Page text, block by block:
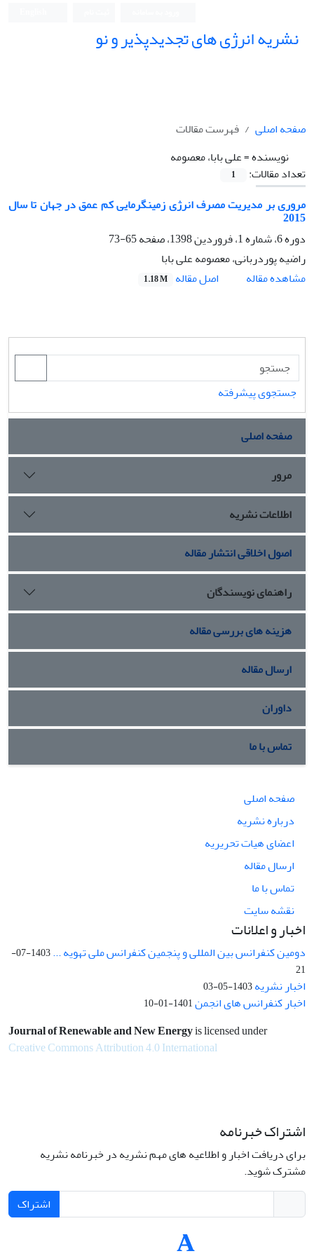
نشریه انرژی های تجدیدپذیر و نو
صفحه اصلی
فهرست مقالات
نویسنده =علی بابا، معصومه
تعداد مقالات:
1
مروری بر مدیریت مصرف انرژی زمینگرمایی کم عمق در جهان تا سال
2015
دوره 6، شماره 1، فروردین 1398، صفحه
65-73
راضیه پوردربانی، معصومه علی بابا
مشاهده مقاله
اصل مقاله 1.18 M
جستجوی پیشرفته
صفحه اصلی
مرور
اطلاعات نشریه
اصول اخلاقی انتشار مقاله
راهنمای نویسندگان
هزینه های بررسی مقاله
ارسال مقاله
داوران
تماس با ما
صفحه اصلی
درباره نشریه
اعضای هیات تحریریه
ارسال مقاله
تماس با ما
نقشه سایت
اخبار و اعلانات
دومین کنفرانس بین المللی و پنجمین کنفرانس ملی تهویه ...
1403-07-
21
اخبار نشریه1403-05-03
اخبار کنفرانس های انجمن1401-01-10
Journal of Renewable and New Energyis licensed under
Creative Commons Attribution 4.0 International
اشتراک خبرنامه
برای دریافت اخبار و اطلاعیه های مهم نشریه در خبرنامه نشریه
مشترک شوید.
اشتراک